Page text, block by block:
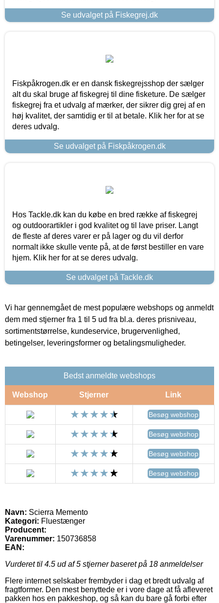
Se udvalget på Fiskegrej.dk
Fiskpåkrogen.dk er en dansk fiskegrejsshop der sælger
alt du skal bruge af fiskegrej til dine fisketure. De sælger
fiskegrej fra et udvalg af mærker, der sikrer dig grej af en
høj kvalitet, der samtidig er til at betale. Klik her for at se
deres udvalg.
Se udvalget på Fiskpåkrogen.dk
Hos Tackle.dk kan du købe en bred række af fiskegrej
og outdoorartikler i god kvalitet og til lave priser. Langt
de fleste af deres varer er på lager og du vil derfor
normalt ikke skulle vente på, at de først bestiller en vare
hjem. Klik her for at se deres udvalg.
Se udvalget på Tackle.dk
Vi har gennemgået de mest populære webshops og anmeldt
dem med stjerner fra 1 til 5 ud fra bl.a. deres prisniveau,
sortimentstørrelse, kundeservice, brugervenlighed,
betingelser, leveringsformer og betalingsmuligheder.
Bedst anmeldte webshops
Webshop Stjerner Link
Besøg webshop
Besøg webshop
Besøg webshop
Besøg webshop
Navn: Scierra Memento
Kategori: Fluestænger
Producent:
Varenummer: 150736858
EAN:
Vurderet til 4.5 ud af 5 stjerner baseret på 18 anmeldelser
Flere internet selskaber frembyder i dag et bredt udvalg af
fragtformer. Den mest benyttede er i vore dage at få afleveret
pakken hos en pakkeshop, og så kan du bare gå forbi efter